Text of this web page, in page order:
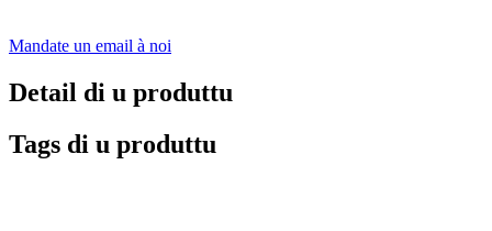
Mandate un email à noi
Detail di u produttu
Tags di u produttu